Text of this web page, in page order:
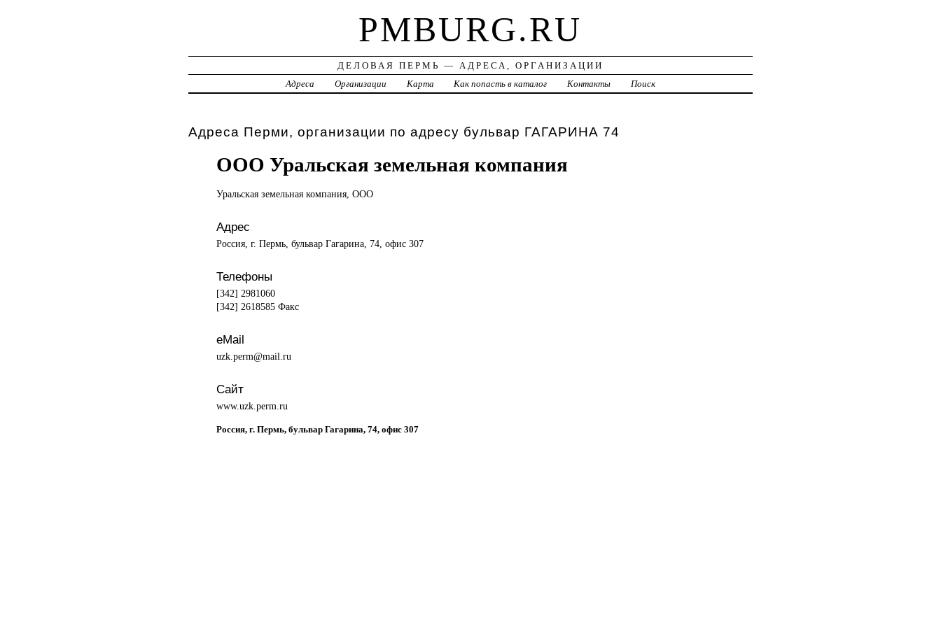
PMBURG.RU
ДЕЛОВАЯ ПЕРМЬ — АДРЕСА, ОРГАНИЗАЦИИ
Адреса
Организации Карта Как попасть в каталог Контакты Поиск
Адреса Перми, организации по адресу бульвар ГАГАРИНА 74
ООО Уральская земельная компания
Уральская земельная компания, ООО
Адрес
Россия, г. Пермь, бульвар Гагарина, 74, офис 307
Телефоны
[342] 2981060
[342] 2618585 Факс
eMail
uzk.perm@mail.ru
Сайт
www.uzk.perm.ru
Россия, г. Пермь, бульвар Гагарина, 74, офис 307